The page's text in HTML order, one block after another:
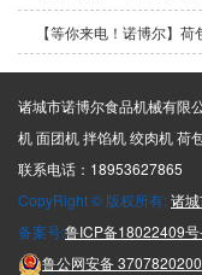
【等你来电！诺博尔】
诸城市诺博尔食品机械有限
机 面团机 拌馅机 绞肉机 荷
联系电话：18953627865
CopyRight © 版权所有:诸
备案号:鲁ICP备18022409号
鲁公网安备